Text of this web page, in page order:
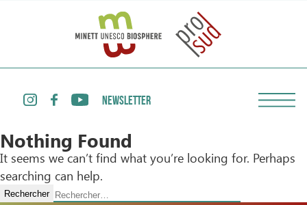
NEWSLETTER
Nothing Found
It seems we can’t find what you’re looking for. Perhaps
searching can help.
Rechercher :